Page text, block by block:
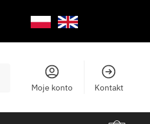
Moje konto Kontakt